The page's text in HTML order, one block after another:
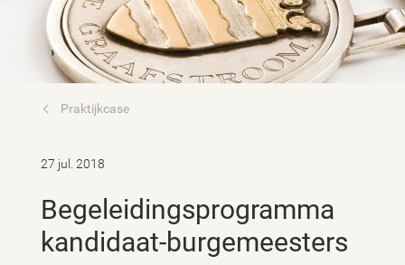
Praktijkcase
27 jul. 2018
Begeleidingsprogramma
kandidaat-burgemeesters